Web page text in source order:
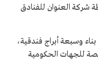
شركة العنوان للفنادق
وسبعة أبراج فندقية،
للجهات الحكومية